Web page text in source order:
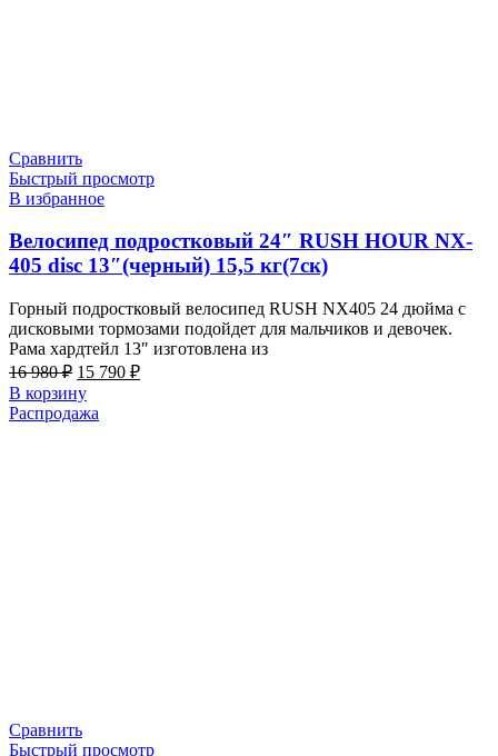
Сравнить
Быстрый просмотр
В избранное
Велосипед подростковый 24″ RUSH HOUR NX-
405 disc 13″(черный) 15,5 кг(7ск)
Горный подростковый велосипед RUSH NX405 24 дюйма с
дисковыми тормозами подойдет для мальчиков и девочек.
Рама хардтейл 13″ изготовлена из
16 980₽ Первоначальная
цена
составляла
16
15 790 ₽Текущая
В корзину
Распродажа
Сравнить
Быстрый просмотр